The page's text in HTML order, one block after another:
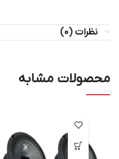
نظرات (0)
محصولات مشابه